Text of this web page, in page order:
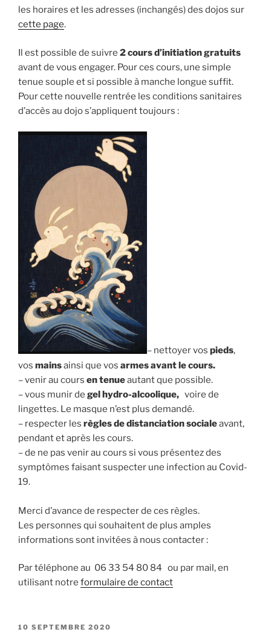
les horaires et les adresses (inchangés) des dojos sur
cette page.
Il est possible de suivre 2 cours d’initiation gratuits
avant de vous engager. Pour ces cours, une simple
tenue souple et si possible à manche longue suffit.
Pour cette nouvelle rentrée les conditions sanitaires
d’accès au dojo s’appliquent toujours :
– nettoyer vos pieds,
vos mainsainsi que vos armesavant le cours.
– venir au cours en tenueautant que possible.
– vous munir de gel hydro-alcoolique, voire de
lingettes. Le masque n’est plus demandé.
– respecter les règles de distanciation socialeavant,
pendant et après les cours.
– de ne pas venir au cours si vous présentez des
symptômes faisant suspecter une infection au Covid-
19.
Merci d’avance de respecter de ces règles.
Les personnes qui souhaitent de plus amples
informations sont invitées à nous contacter :
Par téléphone au 06 33 54 80 84 ou par mail, en
utilisant notre formulaire de contact
PUBLIÉ
10 SEPTEMBRE 2020